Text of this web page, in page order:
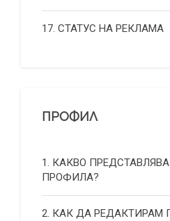
17. СТАТУС НА РЕКЛАМА
ПРОФИЛ
1. КАКВО ПРЕДСТАВЛЯВА
ПРОФИЛА?
2. КАК ДА РЕДАКТИРАМ